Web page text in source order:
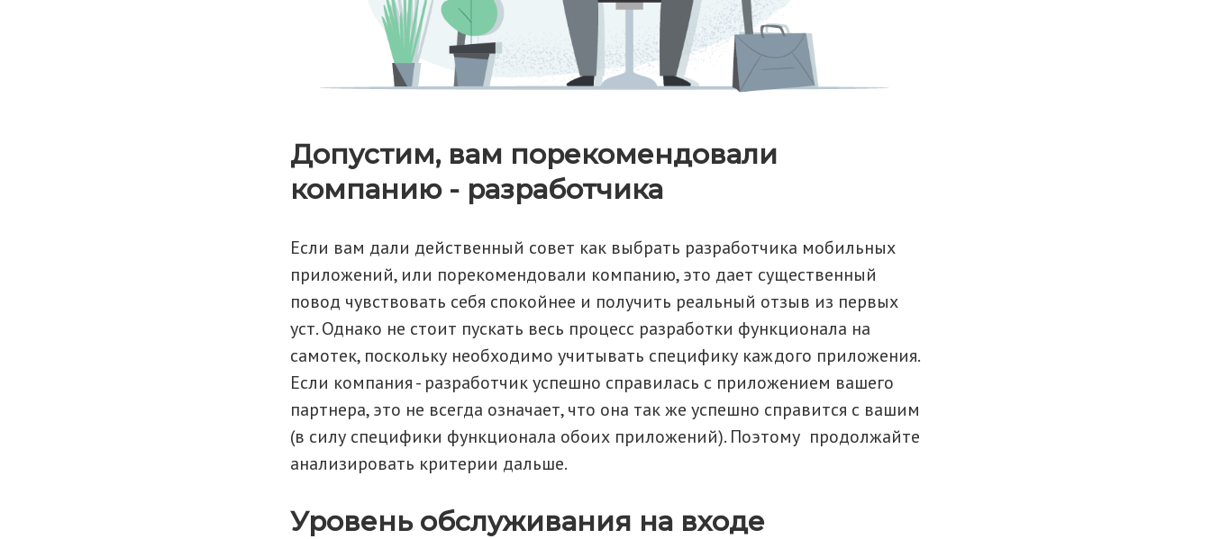
Допустим, вам порекомендовали
компанию - разработчика
Если вам дали действенный совет как выбрать разработчика мобильных
приложений, или порекомендовали компанию, это дает существенный
повод чувствовать себя спокойнее и получить реальный отзыв из первых
уст. Однако не стоит пускать весь процесс разработки функционала на
самотек, поскольку необходимо учитывать специфику каждого приложения.
Если компания - разработчик успешно справилась с приложением вашего
партнера, это не всегда означает, что она так же успешно справится с вашим
(в силу специфики функционала обоих приложений). Поэтому продолжайте
анализировать критерии дальше.
Уровень обслуживания на входе